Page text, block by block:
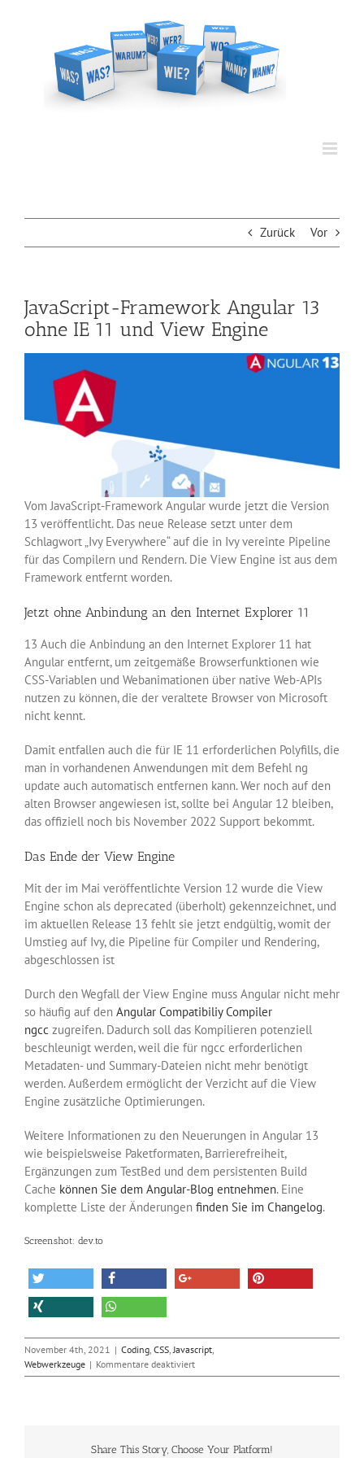
Zurück Vor
JavaScript-Framework Angular 13
ohne IE 11 und View Engine
Vom JavaScript-Framework Angular wurde jetzt die Version
13 veröffentlicht. Das neue Release setzt unter dem
Schlagwort „Ivy Everywhere“ auf die in Ivy vereinte Pipeline
für das Compilern und Rendern. Die View Engine ist aus dem
Framework entfernt worden.
Jetzt ohne Anbindung an den Internet Explorer 11
13 Auch die Anbindung an den Internet Explorer 11 hat
Angular entfernt, um zeitgemäße Browserfunktionen wie
CSS-Variablen und Webanimationen über native Web-APIs
nutzen zu können, die der veraltete Browser von Microsoft
nicht kennt.
Damit entfallen auch die für IE 11 erforderlichen Polyfills, die
man in vorhandenen Anwendungen mit dem Befehl ng
update auch automatisch entfernen kann. Wer noch auf den
alten Browser angewiesen ist, sollte bei Angular 12 bleiben,
das offiziell noch bis November 2022 Support bekommt.
Das Ende der View Engine
Mit der im Mai veröffentlichte Version 12 wurde die View
Engine schon als deprecated (überholt) gekennzeichnet, und
im aktuellen Release 13 fehlt sie jetzt endgültig, womit der
Umstieg auf Ivy, die Pipeline für Compiler und Rendering,
abgeschlossen ist
Durch den Wegfall der View Engine muss Angular nicht mehr
so häufig auf den Angular Compatibiliy Compiler
ngcc zugreifen. Dadurch soll das Kompilieren potenziell
beschleunigt werden, weil die für ngcc erforderlichen
Metadaten- und Summary-Dateien nicht mehr benötigt
werden. Außerdem ermöglicht der Verzicht auf die View
Engine zusätzliche Optimierungen.
Weitere Informationen zu den Neuerungen in Angular 13
wie beispielsweise Paketformaten, Barrierefreiheit,
Ergänzungen zum TestBed und dem persistenten Build
Cache können Sie dem Angular-Blog entnehmen. Eine
komplette Liste der Änderungen finden Sie im Changelog.
Screenshot: dev.to
November 4th, 2021 | Coding CSS Javascript
Webwerkzeuge | Kommentare deaktiviertfür
JavaScript-
IE
Share This Story, Choose Your Platform!